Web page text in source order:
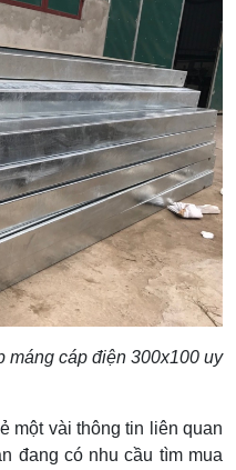
máng cáp điện 300x100 uy
một vài thông tin liên quan
đang có nhu cầu tìm mua